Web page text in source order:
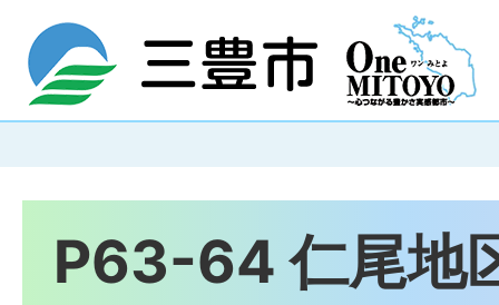
P63-64 仁尾地